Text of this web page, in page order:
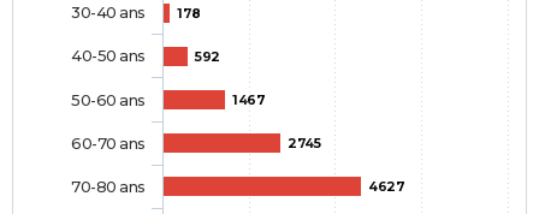
178
592
1467
2745
4627
30-40 ans
40-50 ans
50-60 ans
60-70 ans
70-80 ans